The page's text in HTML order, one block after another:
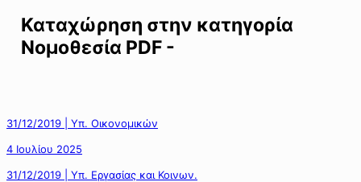
Καταχώρηση στην κατηγορία
Νομοθεσία PDF -
31/12/2019 | Υπ. Οικονομικών
4 Ιουλίου 2025
31/12/2019 | Υπ. Εργασίας και Κοινων.